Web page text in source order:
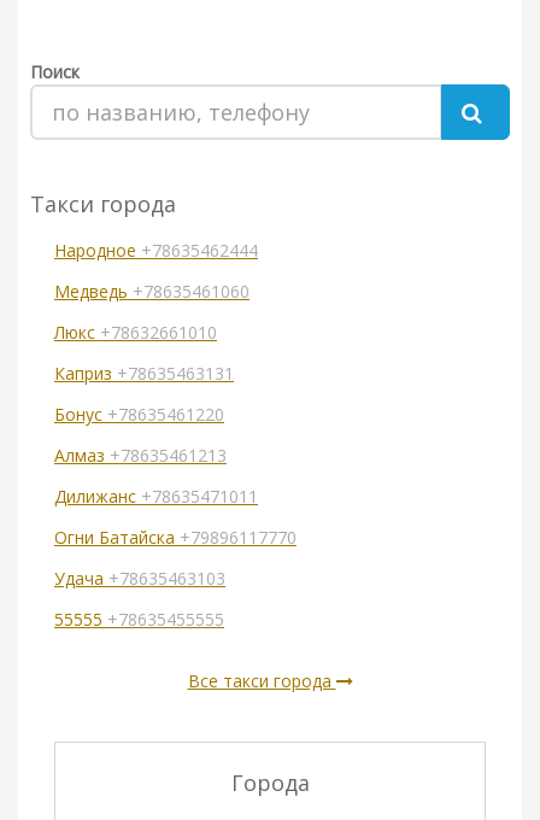
Поиск
Такси города
Народное +78635462444
Медведь +78635461060
Люкс +78632661010
Каприз +78635463131
Бонус +78635461220
Алмаз +78635461213
Дилижанс +78635471011
Огни Батайска +79896117770
Удача +78635463103
55555 +78635455555
Все такси города
Города